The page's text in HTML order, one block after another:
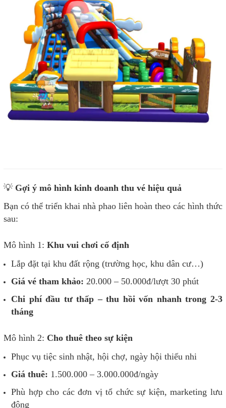
💡 Gợi ý mô hình kinh doanh thu vé hiệu quả
Bạn có thể triển khai nhà phao liên hoàn theo các hình thức
sau:
Mô hình 1: Khu vui chơi cố định
Lắp đặt tại khu đất rộng (trường học, khu dân cư…)
Giá vé tham khảo: 20.000 – 50.000đ/lượt 30 phút
Chi phí đầu tư thấp – thu hồi vốn nhanh trong 2-3
tháng
Mô hình 2: Cho thuê theo sự kiện
Phục vụ tiệc sinh nhật, hội chợ, ngày hội thiếu nhi
Giá thuê: 1.500.000 – 3.000.000đ/ngày
Phù hợp cho các đơn vị tổ chức sự kiện, marketing lưu
động